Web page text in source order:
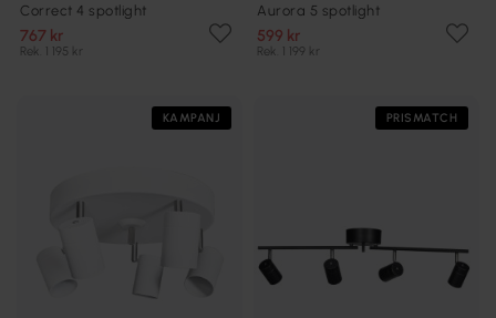
Correct 4 spotlight
767 kr
Rek. 1 195 kr
Aurora 5 spotlight
599 kr
Rek. 1 199 kr
KAMPANJ PRISMATCH